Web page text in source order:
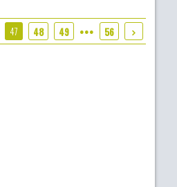
47 48 49 ●●● 56